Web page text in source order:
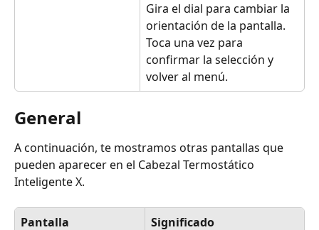
Gira el dial para cambiar la
orientación de la pantalla.
Toca una vez para
confirmar la selección y
volver al menú.
General
A continuación, te mostramos otras pantallas que
pueden aparecer en el Cabezal Termostático
Inteligente X.
Pantalla
Significado